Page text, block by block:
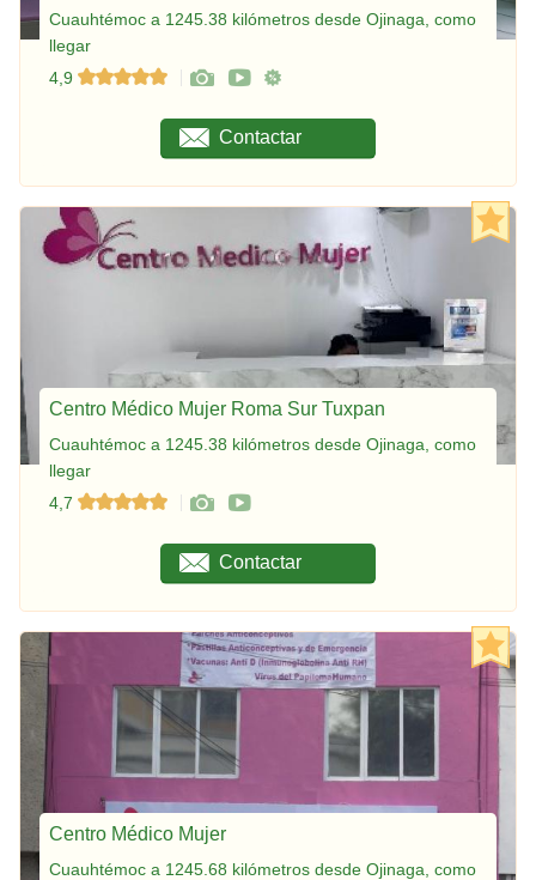
Cuauhtémoc a 1245.38 kilómetros desde Ojinaga, como
llegar
4,9
Contactar
Centro Médico Mujer Roma Sur Tuxpan
Cuauhtémoc a 1245.38 kilómetros desde Ojinaga, como
llegar
4,7
Contactar
Centro Médico Mujer
Cuauhtémoc a 1245.68 kilómetros desde Ojinaga, como